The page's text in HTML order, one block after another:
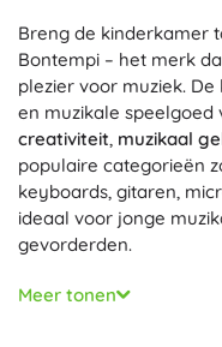
Breng de kinderkamer
Bontempi – het merk
plezier voor muziek.
en muzikale
creativiteit, muzikaal
populaire categorieën
keyboards, gitaren,
ideaal voor jonge
gevorderden.
Keyboards en
realistisch geluid
Meer tonen